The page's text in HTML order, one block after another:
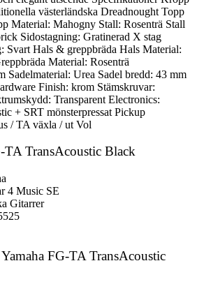
västerländska Dreadnought Topp
Material: Mahogny Stall: Rosenträ Stall
Sidostagning: Gratinerad X stag
Svart Hals & greppbräda Hals Material:
Material: Rosenträ
Sadelmaterial: Urea Sadel bredd: 43 mm
Finish: krom Stämskruvar:
Transparent Electronics:
+ SRT mönsterpressat Pickup
/ TA växla / ut Vol
TA TransAcoustic Black
4 Music SE
Gitarrer
FG-TA TransAcoustic